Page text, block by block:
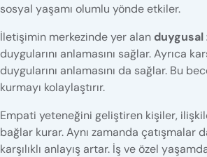
sosyal yaşamı olumlu yönde etkiler.
İletişimin merkezinde yer alan duygusal
duygularını anlamasını sağlar. Ayrıca
duygularını anlamasını da sağlar. Bu
kurmayı kolaylaştırır.
Empati yeteneğini geliştiren kişiler,
bağlar kurar. Aynı zamanda çatışmalar
karşılıklı anlayış artar. İş ve özel